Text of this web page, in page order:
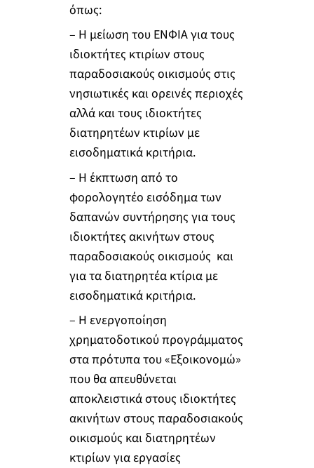
όπως:
– Η μείωση του ΕΝΦΙΑ για τους
ιδιοκτήτες κτιρίων στους
παραδοσιακούς οικισμούς στις
νησιωτικές και ορεινές περιοχές
αλλά και τους ιδιοκτήτες
διατηρητέων κτιρίων με
εισοδηματικά κριτήρια.
– Η έκπτωση από το
φορολογητέο εισόδημα των
δαπανών συντήρησης για τους
ιδιοκτήτες ακινήτων στους
παραδοσιακούς οικισμούς και
για τα διατηρητέα κτίρια με
εισοδηματικά κριτήρια.
– Η ενεργοποίηση
χρηματοδοτικού προγράμματος
στα πρότυπα του «Εξοικονομώ»
που θα απευθύνεται
αποκλειστικά στους ιδιοκτήτες
ακινήτων στους παραδοσιακούς
οικισμούς και διατηρητέων
κτιρίων για εργασίες